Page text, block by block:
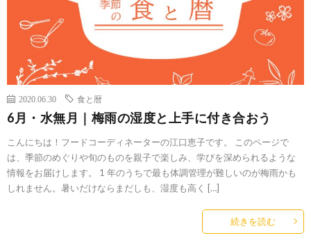
2020.06.30 食と暦
6月・水無月｜梅雨の湿度と上手に付き合おう
こんにちは！フードコーディネーターの江口恵子です。 このページで
は、季節のめぐりや旬のものを親子で楽しみ、学びを深められるような
情報をお届けします。 1 年のうちで最も体調管理が難しいのが梅雨かも
しれません。暑いだけならまだしも、湿度も高く […]
続きを読む